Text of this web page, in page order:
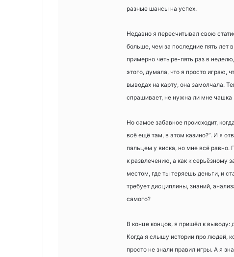
разные шансы на успех.
Недавно я пересчитывал свою
больше, чем за последние пять лет
примерно четыре-пять раз в
этого, думала, что я просто играю,
выводах на карту, она замолчала.
спрашивает, не нужна ли мне чашка
Но самое забавное происходит,
всё ещё там, в этом казино?”. И я
пальцем у виска, но мне всё равно.
к развлечению, а как к серьёзному
местом, где ты теряешь деньги, и
требует дисциплины, знаний,
самого?
В конце концов, я пришёл к выводу:
Когда я слышу истории про людей,
просто не знали правил игры. А я